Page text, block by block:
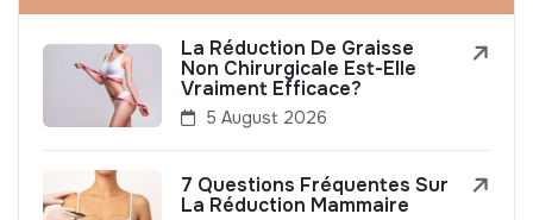
La Réduction De Graisse
Non Chirurgicale Est-Elle
Vraiment Efficace?
5 August 2026
7 Questions Fréquentes Sur
La Réduction Mammaire